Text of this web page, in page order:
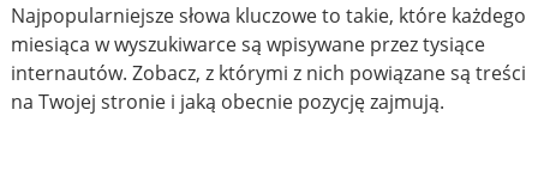
Najpopularniejsze słowa kluczowe to takie, które każdego
miesiąca w wyszukiwarce są wpisywane przez tysiące
internautów. Zobacz, z którymi z nich powiązane są treści
na Twojej stronie i jaką obecnie pozycję zajmują.